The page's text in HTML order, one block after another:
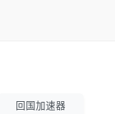
回国加速器